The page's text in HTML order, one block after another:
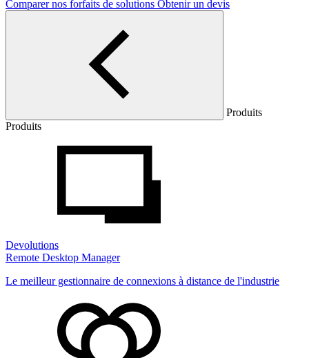
Comparer nos forfaits de solutions Obtenir un devis
Produits
Produits
Devolutions
Remote Desktop Manager
Le meilleur gestionnaire de connexions à distance de l'industrie